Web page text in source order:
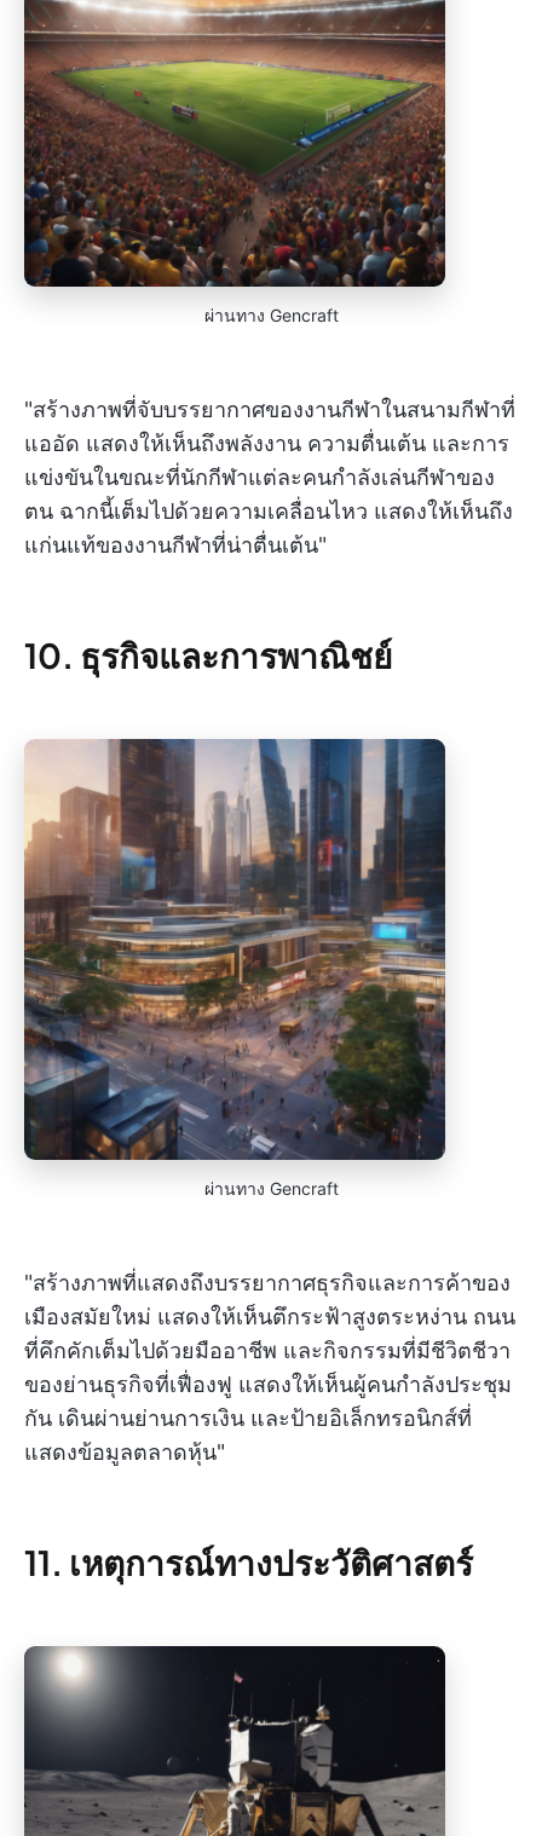
ผ่านทาง Gencraft
"สร้างภาพที่จับบรรยากาศของงานกีฬาในสนามกีฬาที่
แออัด แสดงให้เห็นถึงพลังงาน ความตื่นเต้น และการ
แข่งขันในขณะที่นักกีฬาแต่ละคนกำลังเล่นกีฬาของ
ตน ฉากนี้เต็มไปด้วยความเคลื่อนไหว แสดงให้เห็นถึง
แก่นแท้ของงานกีฬาที่น่าตื่นเต้น"
10. ธุรกิจและการพาณิชย์
ผ่านทาง Gencraft
"สร้างภาพที่แสดงถึงบรรยากาศธุรกิจและการค้าของ
เมืองสมัยใหม่ แสดงให้เห็นตึกระฟ้าสูงตระหง่าน ถนน
ที่คึกคักเต็มไปด้วยมืออาชีพ และกิจกรรมที่มีชีวิตชีวา
ของย่านธุรกิจที่เฟื่องฟู แสดงให้เห็นผู้คนกำลังประชุม
กัน เดินผ่านย่านการเงิน และป้ายอิเล็กทรอนิกส์ที่
แสดงข้อมูลตลาดหุ้น"
11. เหตุการณ์ทางประวัติศาสตร์